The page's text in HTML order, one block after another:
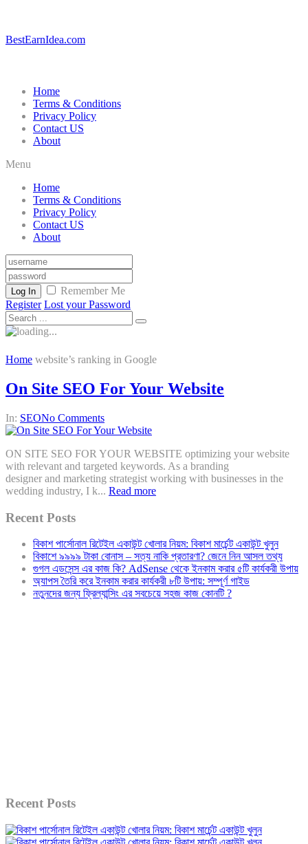
BestEarnIdea.com
Home
Terms & Conditions
Privacy Policy
Contact US
About
Menu
Home
Terms & Conditions
Privacy Policy
Contact US
About
Log In
Remember Me
Register Lost your Password
Home website’s ranking in Google
On Site SEO For Your Website
In: SEONo Comments
ON SITE SEO FOR YOUR WEBSITE optimizing your website
with relevant and targeted keywords. As a branding
designer and marketing strategist working with businesses in the
wedding industry, I k... Read more
Recent Posts
বিকাশ পার্সোনাল রিটেইল একাউন্ট খোলার নিয়ম: বিকাশ মার্চেন্ট একাউন্ট খুলুন
বিকাশে ৯৯৯৯ টাকা বোনাস – সত্য নাকি প্রতারণা? জেনে নিন আসল তথ্য
গুগল এডসেন্স এর কাজ কি? AdSense থেকে ইনকাম করার ৫টি কার্যকরী উপায়
অ্যাপস তৈরি করে ইনকাম করার কার্যকরী ৮টি উপায়: সম্পূর্ণ গাইড
নতুনদের জন্য ফ্রিল্যান্সিং এর সবচেয়ে সহজ কাজ কোনটি ?
Recent Posts